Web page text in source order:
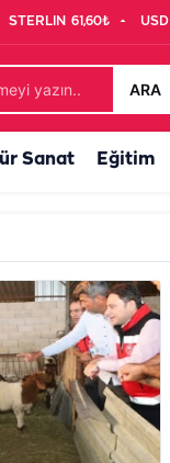
STERLIN 61,60₺ USD
ARA
Sanat Eğitim